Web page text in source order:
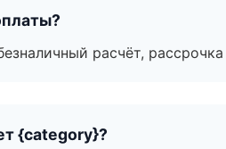
расчёт,
{category}?